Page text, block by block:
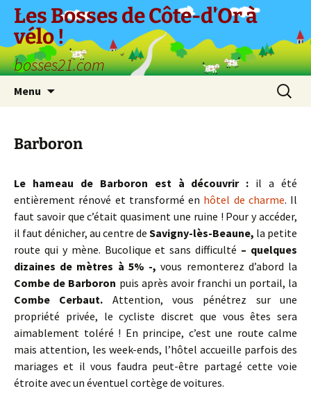
Aller
contenu
Les Bosses de Côte-d'Or à
vélo !
bosses21.com
Menu
Barboron
Le hameau de Barboron est à découvrir : il a été
entièrement rénové et transformé en hôtel de charme. Il
faut savoir que c’était quasiment une ruine ! Pour y accéder,
il faut dénicher, au centre de Savigny-lès-Beaune, la petite
route qui y mène. Bucolique et sans difficulté – quelques
dizaines de mètres à 5% -, vous remonterez d’abord la
Combe de Barboron puis après avoir franchi un portail, la
Combe Cerbaut. Attention, vous pénétrez sur une
propriété privée, le cycliste discret que vous êtes sera
aimablement toléré ! En principe, c’est une route calme
mais attention, les week-ends, l’hôtel accueille parfois des
mariages et il vous faudra peut-être partagé cette voie
étroite avec un éventuel cortège de voitures.